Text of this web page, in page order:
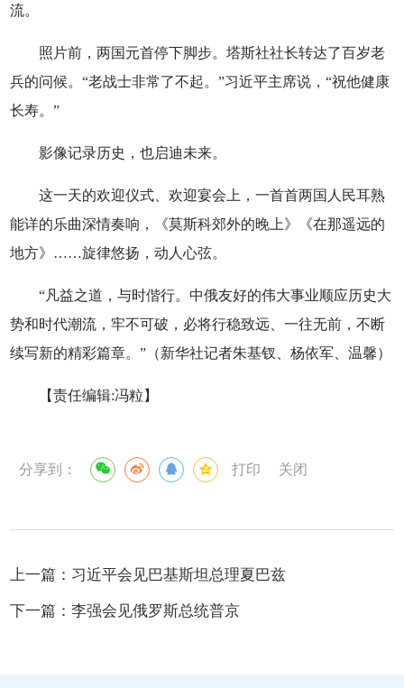
流。
照片前，两国元首停下脚步。塔斯社社长转达了百岁老
兵的问候。“老战士非常了不起。”习近平主席说，“祝他健康
长寿。”
影像记录历史，也启迪未来。
这一天的欢迎仪式、欢迎宴会上，一首首两国人民耳熟
能详的乐曲深情奏响，《莫斯科郊外的晚上》《在那遥远的
地方》……旋律悠扬，动人心弦。
“凡益之道，与时偕行。中俄友好的伟大事业顺应历史大
势和时代潮流，牢不可破，必将行稳致远、一往无前，不断
续写新的精彩篇章。”（新华社记者朱基钗、杨依军、温馨）
【责任编辑:冯粒】
分享到： 打印 关闭
上一篇： 习近平会见巴基斯坦总理夏巴兹
下一篇：李强会见俄罗斯总统普京